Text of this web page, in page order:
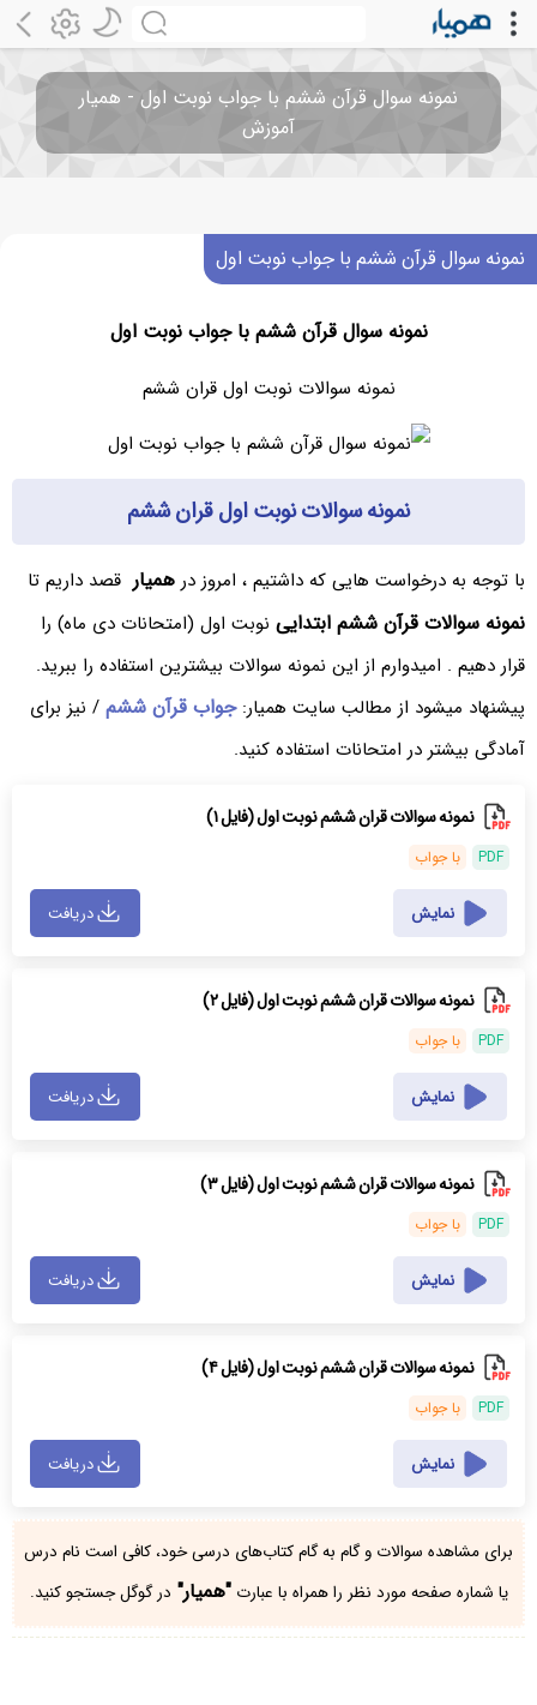
نمونه سوال قرآن ششم با جواب نوبت اول - همیار
آموزش
نمونه سوال قرآن ششم با جواب نوبت اول
نمونه سوال قرآن ششم با جواب نوبت اول
نمونه سوالات نوبت اول قران ششم
نمونه سوالات نوبت اول قران ششم
با توجه به درخواست هایی که داشتیم ، امروز در همیار قصد داریم تا
نمونه سوالات قرآن ششم ابتدایی نوبت اول (امتحانات دی ماه) را
قرار دهیم . امیدوارم از این نمونه سوالات بیشترین استفاده را ببرید.
پیشنهاد میشود از مطالب سایت همیار:جواب قرآن ششم / نیز برای
آمادگی بیشتر در امتحانات استفاده کنید.
نمونه سوالات قران ششم نوبت اول (فایل ۱)
PDF با جواب
نمایش دریافت
نمونه سوالات قران ششم نوبت اول (فایل ۲)
PDF با جواب
نمایش دریافت
نمونه سوالات قران ششم نوبت اول (فایل ۳)
PDF با جواب
نمایش دریافت
نمونه سوالات قران ششم نوبت اول (فایل ۴)
PDF با جواب
نمایش دریافت
برای مشاهده سوالات و گام به گام کتاب‌های درسی خود، کافی است نام درس
یا شماره صفحه مورد نظر را همراه با عبارت"همیار" در گوگل جستجو کنید.